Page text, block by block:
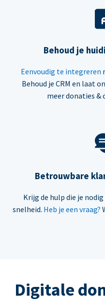
Behoud je
Eenvoudig te integreren
Behoud je CRM en laat
meer donaties &
Betrouwbare
Krijg de hulp die je
snelheid. Heb je een vraag?
Digitale